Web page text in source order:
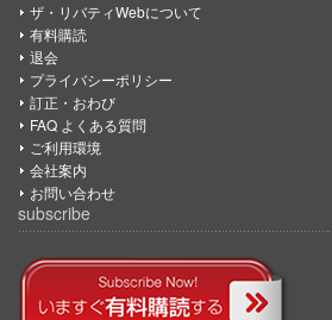
ザ・リバティWebについて
有料購読
退会
プライバシーポリシー
訂正・おわび
FAQ よくある質問
ご利用環境
会社案内
お問い合わせ
subscribe